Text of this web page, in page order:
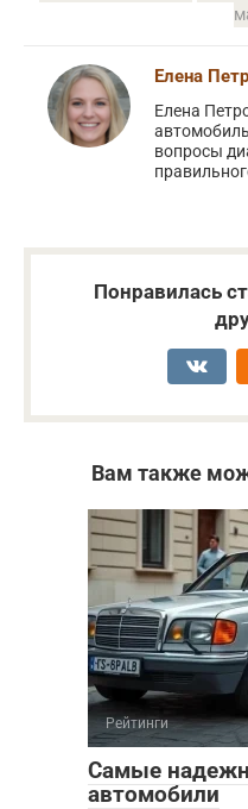
Елена
Елена
вопросы
Понравилась
Вам также
Рейтинги
Самые
автомобили